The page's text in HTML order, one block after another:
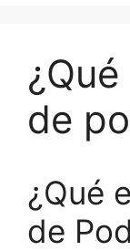
de
¿Qué
de